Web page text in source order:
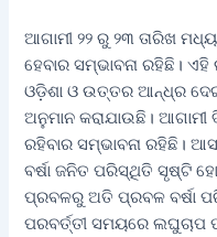
ଆଗାମୀ ୨୨ ରୁ ୨୩ ତାରିଖ
ହେବାର ସମ୍ଭାବନା ରହିଛି।
ଓଡ଼ିଶା ଓ ଉତ୍ତର ଆନ୍ଧ୍ର
ଅନୁମାନ କରାଯାଉଛି।
ରହିବାର ସମ୍ଭାବନା ରହିଛି।
ବର୍ଷା ଜନିତ ପରିସ୍ଥିତି ସୃଷ୍ଟି
ପ୍ରବଳରୁ ଅତି ପ୍ରବଳ ବର୍ଷା
ପରବର୍ତ୍ତୀ ସମୟରେ ଲଘୁଚାପ